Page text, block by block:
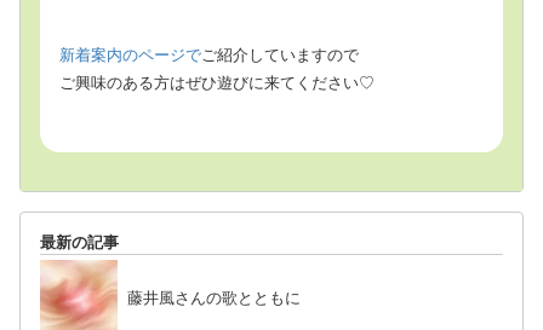
新着案内のページで ご紹介していますので
ご興味のある方はぜひ遊びに来てください♡
最新の記事
藤井風さんの歌とともに